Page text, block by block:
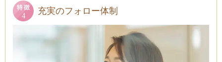
充実のフォロー体制